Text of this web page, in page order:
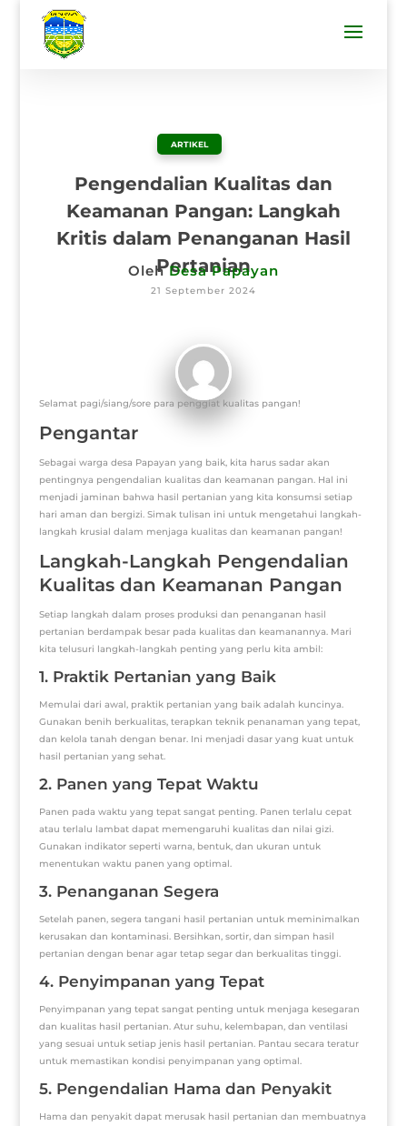
ARTIKEL
Pengendalian Kualitas dan
Keamanan Pangan: Langkah
Kritis dalam Penanganan Hasil
Pertanian
OlehDesa Papayan
21 September 2024
Selamat pagi/siang/sore para penggiat kualitas pangan!
Pengantar
Sebagai warga desa Papayan yang baik, kita harus sadar akan
pentingnya pengendalian kualitas dan keamanan pangan. Hal ini
menjadi jaminan bahwa hasil pertanian yang kita konsumsi setiap
hari aman dan bergizi. Simak tulisan ini untuk mengetahui langkah-
langkah krusial dalam menjaga kualitas dan keamanan pangan!
Langkah-Langkah Pengendalian
Kualitas dan Keamanan Pangan
Setiap langkah dalam proses produksi dan penanganan hasil
pertanian berdampak besar pada kualitas dan keamanannya. Mari
kita telusuri langkah-langkah penting yang perlu kita ambil:
1. Praktik Pertanian yang Baik
Memulai dari awal, praktik pertanian yang baik adalah kuncinya.
Gunakan benih berkualitas, terapkan teknik penanaman yang tepat,
dan kelola tanah dengan benar. Ini menjadi dasar yang kuat untuk
hasil pertanian yang sehat.
2. Panen yang Tepat Waktu
Panen pada waktu yang tepat sangat penting. Panen terlalu cepat
atau terlalu lambat dapat memengaruhi kualitas dan nilai gizi.
Gunakan indikator seperti warna, bentuk, dan ukuran untuk
menentukan waktu panen yang optimal.
3. Penanganan Segera
Setelah panen, segera tangani hasil pertanian untuk meminimalkan
kerusakan dan kontaminasi. Bersihkan, sortir, dan simpan hasil
pertanian dengan benar agar tetap segar dan berkualitas tinggi.
4. Penyimpanan yang Tepat
Penyimpanan yang tepat sangat penting untuk menjaga kesegaran
dan kualitas hasil pertanian. Atur suhu, kelembapan, dan ventilasi
yang sesuai untuk setiap jenis hasil pertanian. Pantau secara teratur
untuk memastikan kondisi penyimpanan yang optimal.
5. Pengendalian Hama dan Penyakit
Hama dan penyakit dapat merusak hasil pertanian dan membuatnya